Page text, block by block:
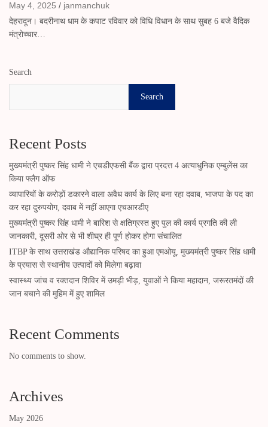
May 4, 2025
janmanchuk
देहरादून। बदरीनाथ धाम के कपाट रविवार को विधि विधान के साथ सुबह 6 बजे वैदिक
मंत्रोच्चार…
Search
Search
Recent Posts
मुख्यमंत्री पुष्कर सिंह धामी ने एचडीएफसी बैंक द्वारा प्रदत्त 4 अत्याधुनिक एम्बुलेंस का
किया फ्लैग ऑफ
व्यापारियों के करोड़ों डकारने वाला अवैध कार्य के लिए बना रहा दवाब, भाजपा के पद का
कर रहा दुरुपयोग, दवाब में नहीं आएगा एचआरडीए
मुख्यमंत्री पुष्कर सिंह धामी ने बारिश से क्षतिग्रस्त हुए पुल की कार्य प्रगति की ली
जानकारी, दूसरी ओर से भी शीघ्र ही पूर्ण होकर होगा संचालित
ITBP के साथ उत्तराखंड औद्यानिक परिषद का हुआ एमओयू, मुख्यमंत्री पुष्कर सिंह धामी
के प्रयास से स्थानीय उत्पादों को मिलेगा बढ़ावा
स्वास्थ्य जांच व रक्तदान शिविर में उमड़ी भीड़, युवाओं ने किया महादान, जरूरतमंदों की
जान बचाने की मुहिम में हुए शामिल
Recent Comments
No comments to show.
Archives
May 2026